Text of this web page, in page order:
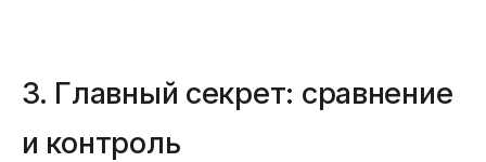
3. Главный секрет: сравнение
и контроль